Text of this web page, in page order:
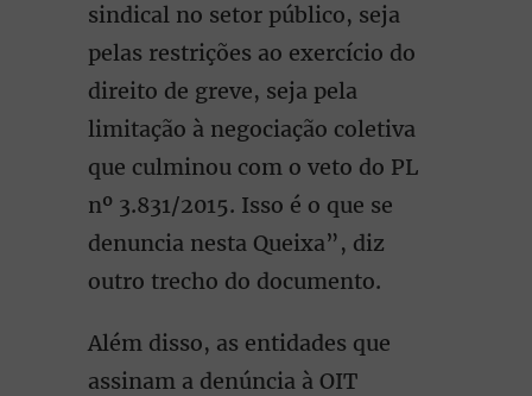
sindical no setor público, seja
pelas restrições ao exercício do
direito de greve, seja pela
limitação à negociação coletiva
que culminou com o veto do PL
nº 3.831/2015. Isso é o que se
denuncia nesta Queixa”, diz
outro trecho do documento.
Além disso, as entidades que
assinam a denúncia à OIT